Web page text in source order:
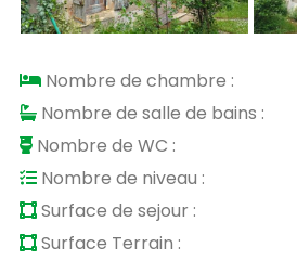
Nombre de chambre :
Nombre de salle de bains :
Nombre de WC :
Nombre de niveau :
Surface de sejour :
Surface Terrain :